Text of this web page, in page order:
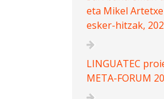
eta Mikel
esker-hitzak,
LINGUATEC
META-FORUM